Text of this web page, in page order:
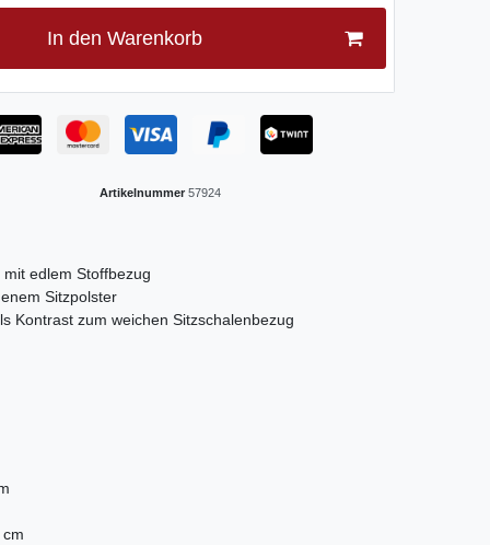
In den Warenkorb
Artikelnummer 57924
edlem Stoffbezug
Sitzpolster
Kontrast zum weichen Sitzschalenbezug